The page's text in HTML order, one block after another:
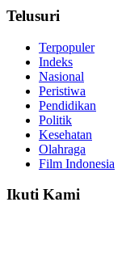
Telusuri
Terpopuler
Indeks
Nasional
Peristiwa
Pendidikan
Politik
Kesehatan
Olahraga
Film Indonesia
Ikuti Kami